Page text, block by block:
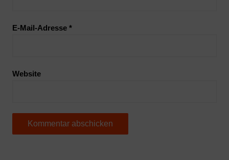
E-Mail-Adresse *
Website